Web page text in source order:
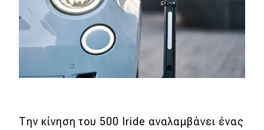
Test Drive
Δοκιμή
Συγκρίνουμε
Την κίνηση του 500 Iride αναλαμβάνει ένας